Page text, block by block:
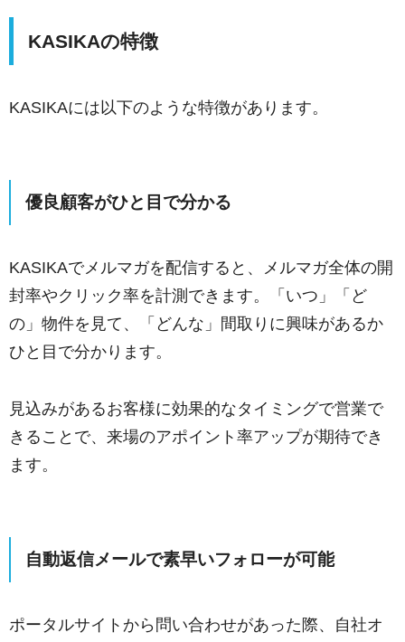
KASIKAの特徴
KASIKAには以下のような特徴があります。
優良顧客がひと目で分かる
KASIKAでメルマガを配信すると、メルマガ全体の開
封率やクリック率を計測できます。「いつ」「ど
の」物件を見て、「どんな」間取りに興味があるか
ひと目で分かります。
見込みがあるお客様に効果的なタイミングで営業で
きることで、来場のアポイント率アップが期待でき
ます。
自動返信メールで素早いフォローが可能
ポータルサイトから問い合わせがあった際、自社オ